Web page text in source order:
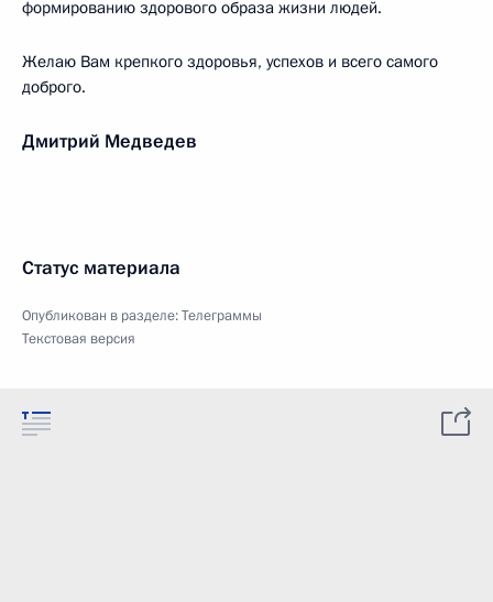
формированию здорового образа жизни людей.
Желаю Вам крепкого здоровья, успехов и всего самого
доброго.
Дмитрий Медведев
Статус материала
Опубликован в разделе:Телеграммы
Текстовая версия